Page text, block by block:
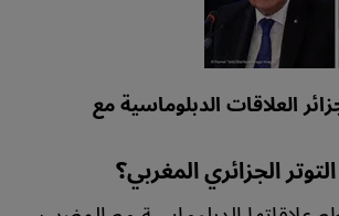
العلاقات الدبلوماسية مع
الجزائري المغربي؟